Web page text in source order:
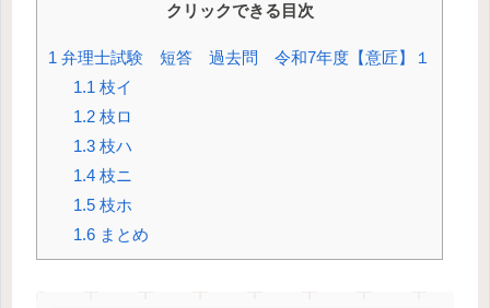
クリックできる目次
1 弁理士試験 短答 過去問 令和7年度【意匠】１
1.1 枝イ
1.2枝ロ
1.3枝ハ
1.4枝ニ
1.5枝ホ
1.6まとめ